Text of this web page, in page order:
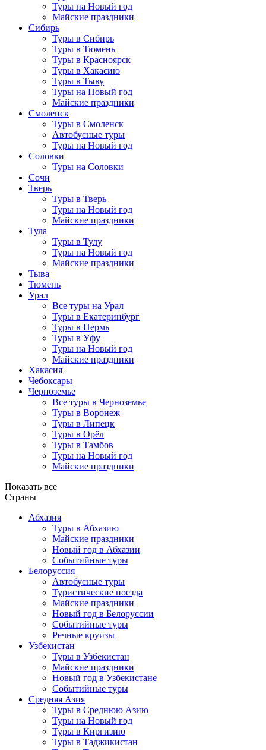
Туры на Новый год
Майские праздники
Сибирь
Туры в Сибирь
Туры в Тюмень
Туры в Красноярск
Туры в Хакасию
Туры в Тыву
Туры на Новый год
Майские праздники
Смоленск
Туры в Смоленск
Автобусные туры
Туры на Новый год
Соловки
Туры на Соловки
Сочи
Тверь
Туры в Тверь
Туры на Новый год
Майские праздники
Тула
Туры в Тулу
Туры на Новый год
Майские праздники
Тыва
Тюмень
Урал
Все туры на Урал
Туры в Екатеринбург
Туры в Пермь
Туры в Уфу
Туры на Новый год
Майские праздники
Хакасия
Чебоксары
Черноземье
Все туры в Черноземье
Туры в Воронеж
Туры в Липецк
Туры в Орёл
Туры в Тамбов
Туры на Новый год
Майские праздники
Показать все
Страны
Абхазия
Туры в Абхазию
Майские праздники
Новый год в Абхазии
Событийные туры
Белоруссия
Автобусные туры
Туристические поезда
Майские праздники
Новый год в Белоруссии
Событийные туры
Речные круизы
Узбекистан
Туры в Узбекистан
Майские праздники
Новый год в Узбекистане
Событийные туры
Средняя Азия
Туры в Среднюю Азию
Туры на Новый год
Туры в Киргизию
Туры в Таджикистан